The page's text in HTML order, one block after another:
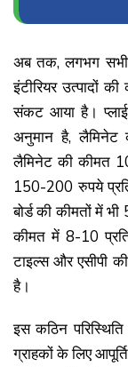
अब तक, लगभग सभी
इंटीरियर उत्पादों
संकट आया है।
अनुमान है, लैमिनेट
लैमिनेट की कीमत
150-200 रुपये
बोर्ड की कीमतों में
कीमत में 8-10
टाइल्स और एसीपी
है।
इस कठिन
ग्राहकों के लिए